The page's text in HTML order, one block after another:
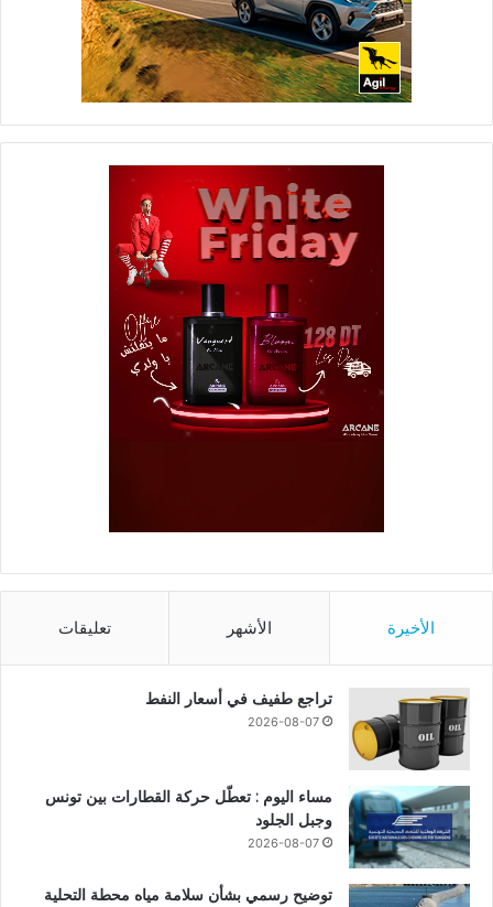
الأخيرة الأشهر تعليقات
تراجع طفيف في أسعار النفط
2026-08-07
مساء اليوم : تعطّل حركة القطارات بين تونس
وجبل الجلود
2026-08-07
توضيح رسمي بشأن سلامة مياه محطة التحلية